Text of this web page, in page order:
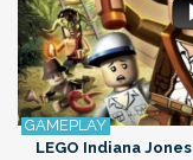
LEGO Indiana Jones